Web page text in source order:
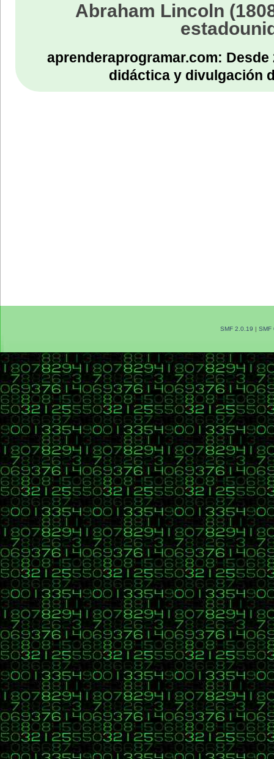
Abraham Lincoln
aprenderaprogramar.com:
didáctica y divulgación
SMF 2.0.19 | SMF